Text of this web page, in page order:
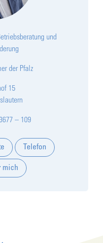
und
der Pfalz
15
– 109
Telefon
mich